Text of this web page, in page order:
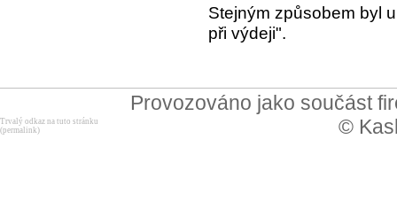
Stejným způsobem byl
při výdeji".
Provozováno jako součást
©
Trvalý odkaz na tuto stránku
(permalink)